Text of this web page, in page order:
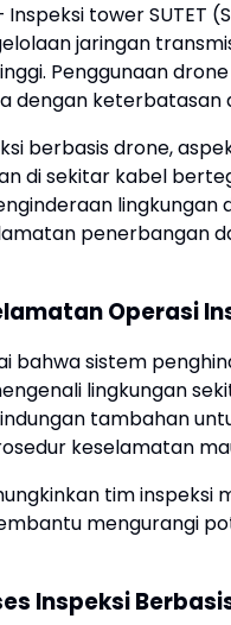
tower SUTET
jaringan
Penggunaan
dengan
berbasis drone,
di sekitar kabel
penerbangan
Operasi
bahwa sistem
lingkungan
tambahan
keselamatan
tim
mengurangi
Inspeksi